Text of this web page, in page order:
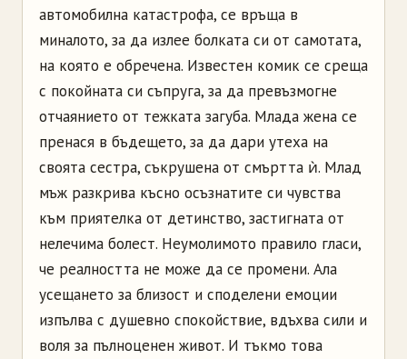
автомобилна катастрофа, се връща в
миналото, за да излее болката си от самотата,
на която е обречена. Известен комик се среща
с покойната си съпруга, за да превъзмогне
отчаянието от тежката загуба. Млада жена се
пренася в бъдещето, за да дари утеха на
своята сестра, съкрушена от смъртта ѝ. Млад
мъж разкрива късно осъзнатите си чувства
към приятелка от детинство, застигната от
нелечима болест. Неумолимото правило гласи,
че реалността не може да се промени. Ала
усещането за близост и споделени емоции
изпълва с душевно спокойствие, вдъхва сили и
воля за пълноценен живот. И тъкмо това